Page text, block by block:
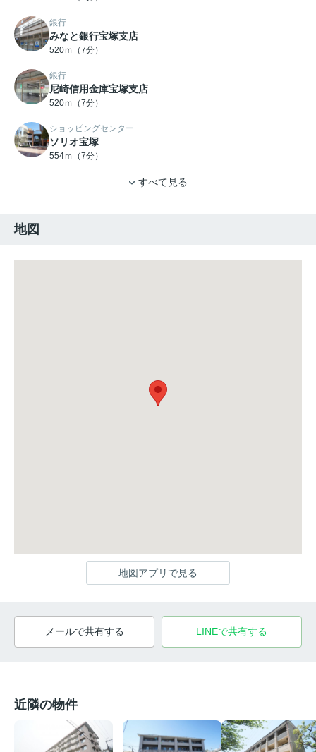
銀行
みなと銀行宝塚支店
520ｍ（7分）
銀行
尼崎信用金庫宝塚支店
520ｍ（7分）
ショッピングセンター
ソリオ宝塚
554ｍ（7分）
すべて見る
地図
地図アプリで見る
メールで共有する LINEで共有する
近隣の物件